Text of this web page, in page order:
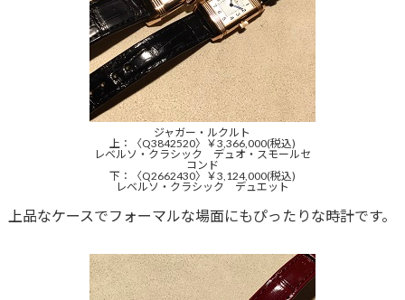
ジャガー・ルクルト
上：〈Q3842520〉￥3,366,000(税込)
レベルソ・クラシック デュオ・スモールセ
コンド
下：〈Q2662430〉￥3,124,000(税込)
レベルソ・クラシック デュエット
上品なケースでフォーマルな場面にもぴったりな時計です。